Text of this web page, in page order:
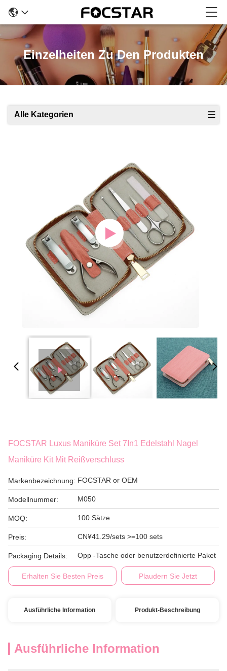
Einzelheiten Zu Den Produkten
Alle Kategorien
FOCSTAR Luxus Maniküre Set 7In1 Edelstahl Nagel
Maniküre Kit Mit Reißverschluss
Markenbezeichnung: FOCSTAR or OEM
Modellnummer: M050
MOQ: 100 Sätze
Preis: CN¥41.29/sets >=100 sets
Packaging Details: Opp -Tasche oder benutzerdefinierte Paket
Erhalten Sie Besten Preis Plaudern Sie Jetzt
Ausführliche Information Produkt-Beschreibung
Ausführliche Information